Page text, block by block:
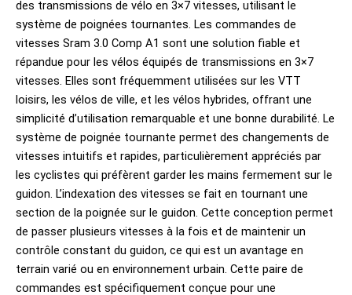
des transmissions de vélo en 3×7 vitesses, utilisant le
système de poignées tournantes. Les commandes de
vitesses Sram 3.0 Comp A1 sont une solution fiable et
répandue pour les vélos équipés de transmissions en 3×7
vitesses. Elles sont fréquemment utilisées sur les VTT
loisirs, les vélos de ville, et les vélos hybrides, offrant une
simplicité d’utilisation remarquable et une bonne durabilité. Le
système de poignée tournante permet des changements de
vitesses intuitifs et rapides, particulièrement appréciés par
les cyclistes qui préfèrent garder les mains fermement sur le
guidon. L’indexation des vitesses se fait en tournant une
section de la poignée sur le guidon. Cette conception permet
de passer plusieurs vitesses à la fois et de maintenir un
contrôle constant du guidon, ce qui est un avantage en
terrain varié ou en environnement urbain. Cette paire de
commandes est spécifiquement conçue pour une